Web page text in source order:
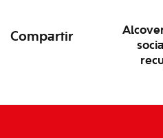
Compartir